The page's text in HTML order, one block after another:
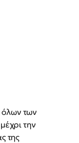
όλων των
την
της